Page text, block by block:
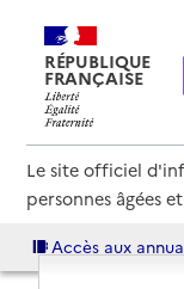
RÉPUBLIQUE
FRANÇAISE
Le site officiel
personnes âgées
Accès aux